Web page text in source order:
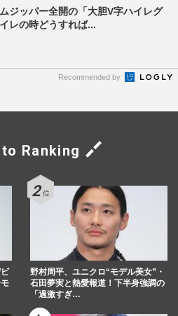
ジッパー全開の「大胆V字ハイレグ
レの時どうすれば...
Recommended by
Ranking
野村周平、ユニクロ“モデル美女”・
石田夢実と熱愛報道！下半身強調の
「過激すぎ…